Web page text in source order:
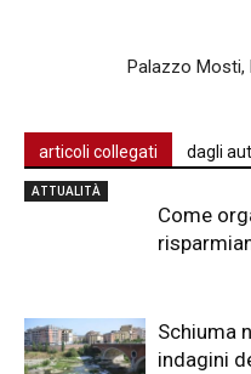
Palazzo Mosti,
articoli collegati dagli
ATTUALITÀ
Come
Schiuma
indagini